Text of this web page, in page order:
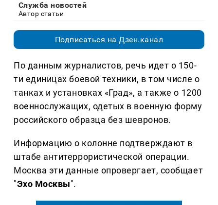
Служба новостей
Автор статьи
Подписаться на Дзен.канал
По данным журналистов, речь идет о 150-
ти единицах боевой техники, в том числе о
танках и установках «Град», а также о 1200
военнослужащих, одетых в военную форму
российского образца без шевронов.
Информацию о колонне подтверждают в
штабе антитеррористической операции.
Москва эти данные опровергает, сообщает
"Эхо Москвы".